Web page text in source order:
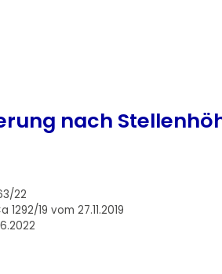
nach
22
19 vom 27.11.2019